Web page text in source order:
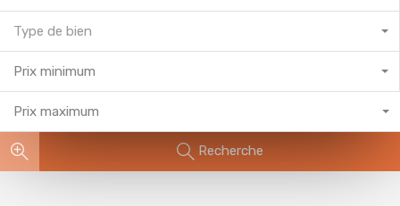
Type de bien
Prix minimum
Prix maximum
Recherche